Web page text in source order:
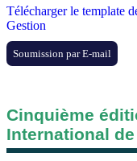
Télécharger le template
Gestion
Soumission par E-mail
Cinquième
International